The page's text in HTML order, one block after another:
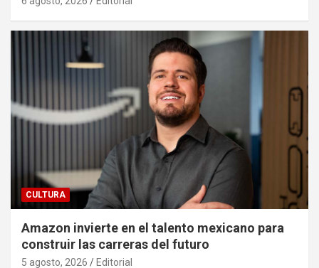
CULTURA
Amazon invierte en el talento mexicano para
construir las carreras del futuro
5 agosto, 2026 Editorial